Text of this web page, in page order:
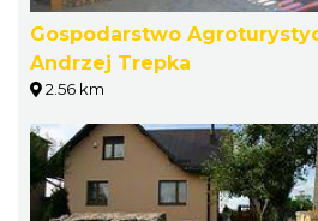
Gospodarstwo
Andrzej Trepka
2.56 km